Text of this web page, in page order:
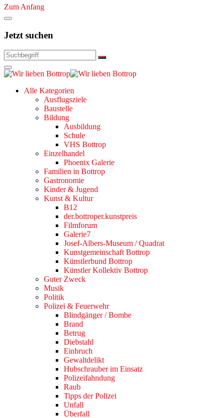
Zum Anfang
Jetzt suchen
Alle Kategorien
Ausflugsziele
Baustelle
Bildung
Ausbildung
Schule
VHS Bottrop
Einzelhandel
Phoenix Galerie
Familien in Bottrop
Gastronomie
Kinder & Jugend
Kunst & Kultur
B12
der.bottroper.kunstpreis
Filmforum
Galerie7
Josef-Albers-Museum / Quadrat
Kunstgemeinschaft Bottrop
Künstlerbund Bottrop
Künstler Kollektiv Bottrop
Guter Zweck
Musik
Politik
Polizei & Feuerwehr
Blindgänger / Bombe
Brand
Betrug
Diebstahl
Einbruch
Gewaltdelikt
Hubschrauber im Einsatz
Polizeifahndung
Raub
Tipps der Polizei
Unfall
Überfall